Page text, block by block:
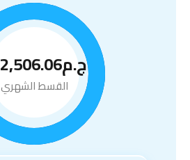
ج.م522,506.06
القسط الشهري